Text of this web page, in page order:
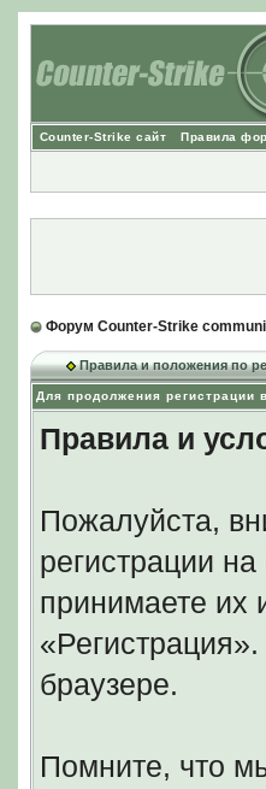
Counter-Strike сайт Правила
Форум Counter-Strike
Правила и положения по
Для продолжения
Правила и
Пожалуйста,
регистрации
принимаете их
браузере.
Помните, что